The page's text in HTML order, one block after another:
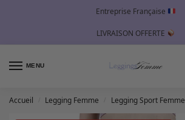
Entreprise Française
LIVRAISON OFFERTE
MENU
Accueil Legging Femme Legging Sport Femme